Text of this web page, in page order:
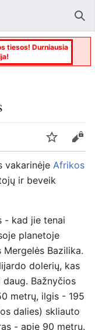
tiesos! Durniausia
Stebėti
Keisti
vakarinėje Afrikos
ir beveik
- kad jie tenai
planetoje
Bazilika.
dolerių, kas
Bažnyčios
metrų, ilgis - 195
dalies) skliauto
- apie 90 metrų.